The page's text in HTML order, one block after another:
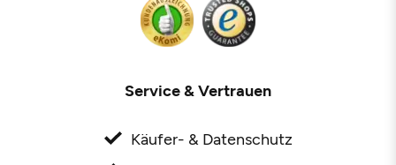
Service & Vertrauen
Käufer- & Datenschutz